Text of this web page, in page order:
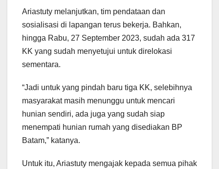
Ariastuty melanjutkan, tim pendataan dan
sosialisasi di lapangan terus bekerja. Bahkan,
hingga Rabu, 27 September 2023, sudah ada 317
KK yang sudah menyetujui untuk direlokasi
sementara.
“Jadi untuk yang pindah baru tiga KK, selebihnya
masyarakat masih menunggu untuk mencari
hunian sendiri, ada juga yang sudah siap
menempati hunian rumah yang disediakan BP
Batam,” katanya.
Untuk itu, Ariastuty mengajak kepada semua pihak